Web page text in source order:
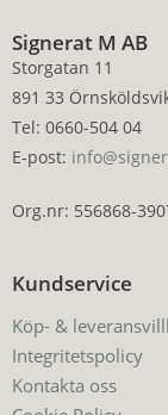
Signerat M AB
Storgatan 11
891 33
Tel: 0660-504 04
E-post:
Org.nr: 556868-
Kundservice
Köp- &
Integritetspolicy
Kontakta oss